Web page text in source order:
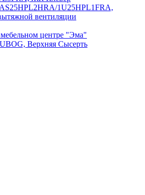
1U25HPL1FRA,
вентиляции
центре "Эма"
Верхняя Сысерть